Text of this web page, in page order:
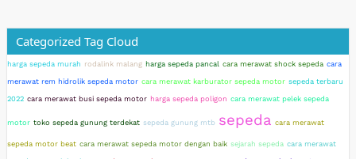
Categorized Tag Cloud
harga sepeda murah rodalink malang harga sepeda pancal cara merawat shock sepeda cara
merawat rem hidrolik sepeda motor cara merawat karburator sepeda motor sepeda terbaru
2022 cara merawat busi sepeda motor harga sepeda poligon cara merawat pelek sepeda
motor toko sepeda gunung terdekat sepeda gunung mtb sepeda cara merawat
sepeda motor beat cara merawat sepeda motor dengan baik sejarah sepeda cara merawat